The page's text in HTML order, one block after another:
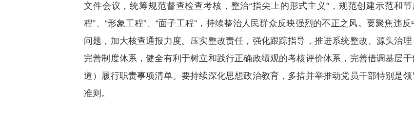
文件会议，统筹规范督查检查考核，整治“指尖上的形式主义”，规范创建示范和
程”、“形象工程”、“面子工程”，持续整治人民群众反映强烈的不正之风。要聚焦违
问题，加大核查通报力度。压实整改责任，强化跟踪指导，推进系统整改、源头治
完善制度体系，健全有利于树立和践行正确政绩观的考核评价体系，完善借调基层
道）履行职责事项清单。要持续深化思想政治教育，多措并举推动党员干部特别是
准则。